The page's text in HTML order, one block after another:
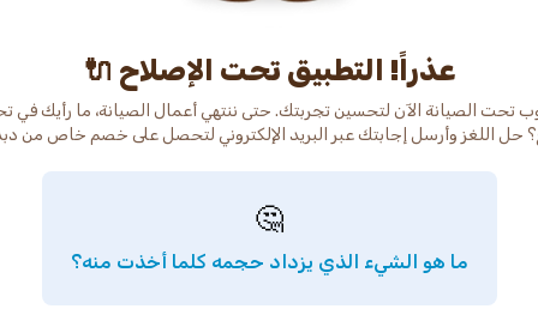
عذراً! التطبيق تحت الإصلاح 🔌
تحت الصيانة الآن لتحسين تجربتك. حتى ننتهي أعمال الصيانة، ما رأيك في
حل اللغز وأرسل إجابتك عبر البريد الإلكتروني لتحصل على خصم خاص من
🤔
ما هو الشيء الذي يزداد حجمه كلما أخذت منه؟